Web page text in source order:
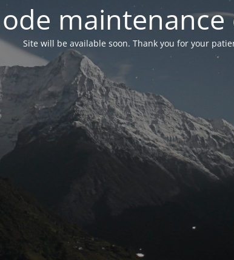
maintenance
Site will be available soon. Thank you for your